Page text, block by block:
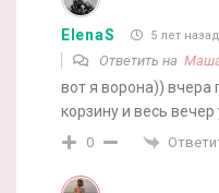
ElenaS 5 лет назад
Ответить на
вот я ворона))
корзину и весь
0